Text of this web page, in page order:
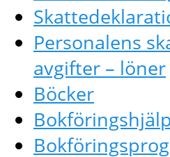
Personalens
avgifter – löner
Böcker
Bokföringshjälp